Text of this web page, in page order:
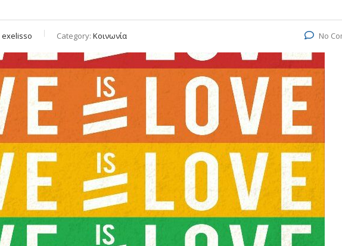
exelisso Category: Κοινωνία No